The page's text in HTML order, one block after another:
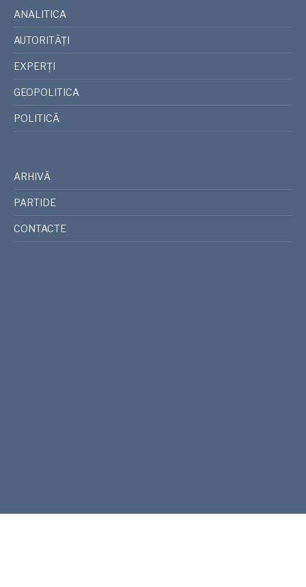
ANALITICA
AUTORITĂȚI
EXPERȚI
GEOPOLITICA
POLITICĂ
ARHIVĂ
PARTIDE
CONTACTE